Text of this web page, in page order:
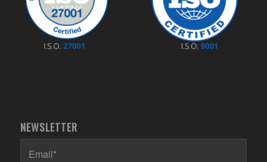
NEWSLETTER